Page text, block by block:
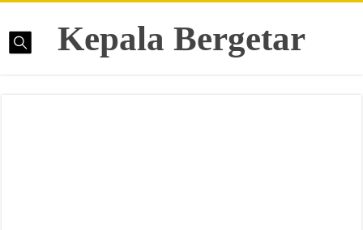
Kepala Bergetar